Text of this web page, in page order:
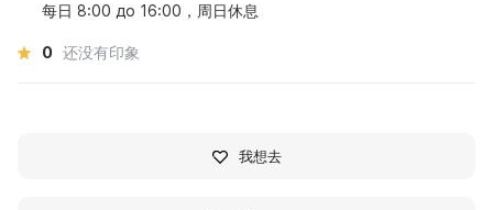
每日 8:00 до 16:00，周日休息
0 还没有印象
我想去